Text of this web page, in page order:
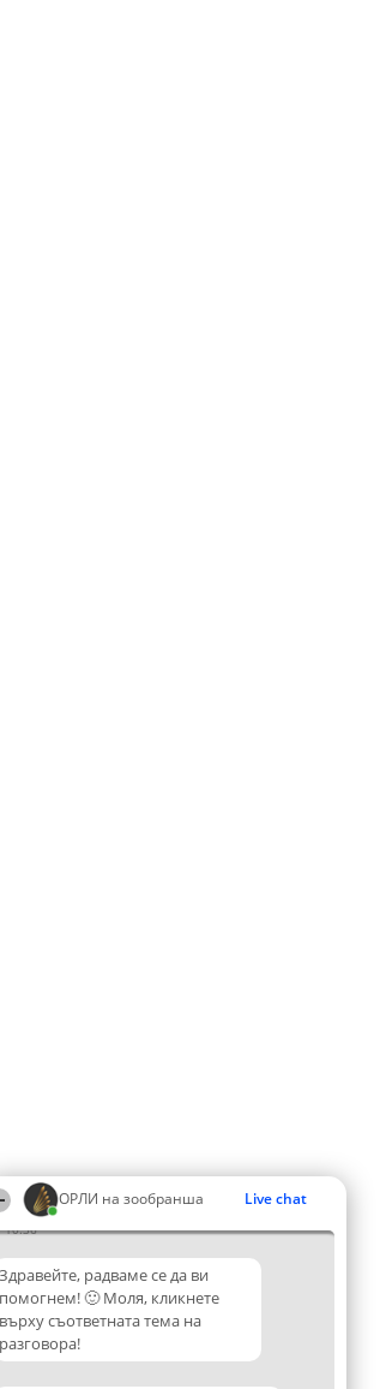
ОРЛИ на зообранша Live chat
10:36
Здравейте, радваме се да ви
помогнем! 🙂 Моля, кликнете
върху съответната тема на
разговора!